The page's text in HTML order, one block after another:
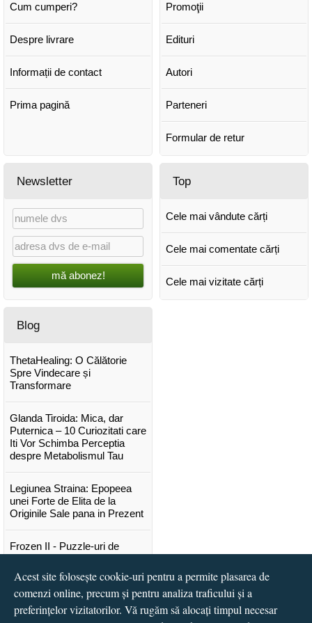
Cum cumperi?
Despre livrare
Informații de contact
Prima pagină
Promoţii
Edituri
Autori
Parteneri
Formular de retur
Newsletter
mă abonez!
Top
Cele mai vândute cărți
Cele mai comentate cărți
Cele mai vizitate cărți
Blog
ThetaHealing: O Călătorie
Spre Vindecare și
Transformare
Glanda Tiroida: Mica, dar
Puternica – 10 Curiozitati care
Iti Vor Schimba Perceptia
despre Metabolismul Tau
Legiunea Straina: Epopeea
unei Forte de Elita de la
Originile Sale pana in Prezent
Frozen II - Puzzle-uri de
Lansare "Portocalele verzi" de
Vitali Cipileaga
Acest site folosește cookie-uri pentru a permite plasarea de
comenzi online, precum și pentru analiza traficului și a
preferințelor vizitatorilor. Vă rugăm să alocați timpul necesar